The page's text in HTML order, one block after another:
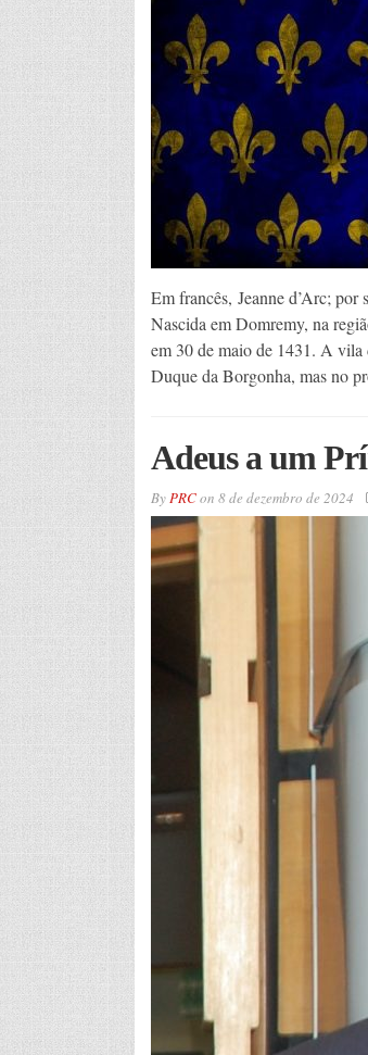
Em francês, Jeanne d’Arc;
Nascida em Domremy, na
em 30 de maio de 1431. A
Duque da Borgonha, mas no
Adeus a um
ByPRCon 8 de dezembro de 2024